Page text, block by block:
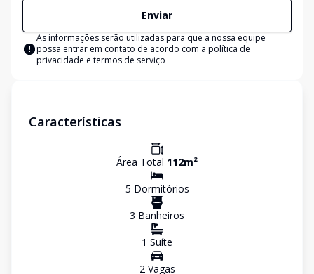
Enviar
As informações serão utilizadas para que a nossa equipe
possa entrar em contato de acordo com a política de
privacidade e termos de serviço
Características
Área Total 112m²
5 Dormitórios
3 Banheiros
1 Suíte
2Vagas